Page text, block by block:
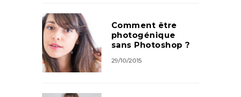
Comment être
photogénique
sans Photoshop ?
29/10/2015